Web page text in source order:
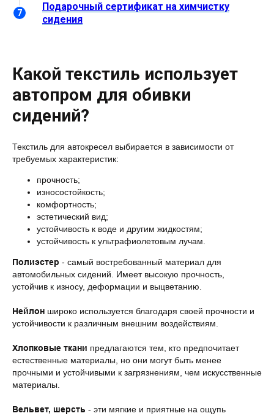
Подарочный сертификат на химчистку
сидения
Какой текстиль использует
автопром для обивки
сидений?
Текстиль для автокресел выбирается в зависимости от
требуемых характеристик:
прочность;
износостойкость;
комфортность;
эстетический вид;
устойчивость к воде и другим жидкостям;
устойчивость к ультрафиолетовым лучам.
Полиэстер - самый востребованный материал для
автомобильных сидений. Имеет высокую прочность,
устойчив к износу, деформации и выцветанию.
Нейлон широко используется благодаря своей прочности и
устойчивости к различным внешним воздействиям.
Хлопковые ткани предлагаются тем, кто предпочитает
естественные материалы, но они могут быть менее
прочными и устойчивыми к загрязнениям, чем искусственные
материалы.
Вельвет, шерсть - эти мягкие и приятные на ощупь